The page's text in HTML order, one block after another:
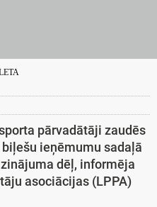
pārvadātāji zaudēs
ieņēmumu sadaļā
dēļ, informēja
asociācijas (LPPA)